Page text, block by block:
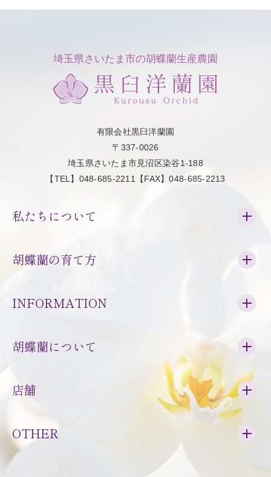
埼玉県さいたま市の胡蝶蘭生産農園
有限会社黒臼洋蘭園
〒337-0026
埼玉県さいたま市見沼区染谷1-188
【TEL】048-685-2211【FAX】048-685-2213
私たちについて
胡蝶蘭の育て方
INFORMATION
胡蝶蘭について
店舗
OTHER